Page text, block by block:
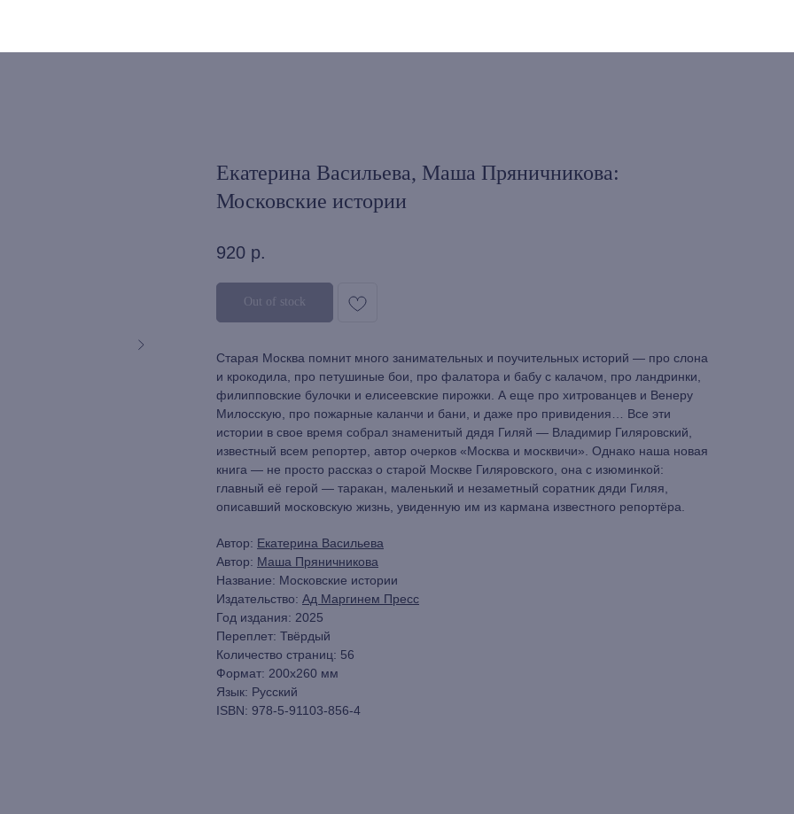
Екатерина Васильева, Маша Пряничникова:
Московские истории
920 р.
Out of stock
Старая Москва помнит много занимательных и поучительных историй — про слона
и крокодила, про петушиные бои, про фалатора и бабу с калачом, про ландринки,
филипповские булочки и елисеевские пирожки. А еще про хитрованцев и Венеру
Милосскую, про пожарные каланчи и бани, и даже про привидения… Все эти
истории в свое время собрал знаменитый дядя Гиляй — Владимир Гиляровский,
известный всем репортер, автор очерков «Москва и москвичи». Однако наша новая
книга — не просто рассказ о старой Москве Гиляровского, она с изюминкой:
главный её герой — таракан, маленький и незаметный соратник дяди Гиляя,
описавший московскую жизнь, увиденную им из кармана известного репортёра.
Автор: Екатерина Васильева
Автор: Маша Пряничникова
Название: Московские истории
Издательство: Ад Маргинем Пресс
Год издания: 2025
Переплет: Твёрдый
Количество страниц: 56
Формат: 200x260 мм
Язык: Русский
ISBN: 978-5-91103-856-4